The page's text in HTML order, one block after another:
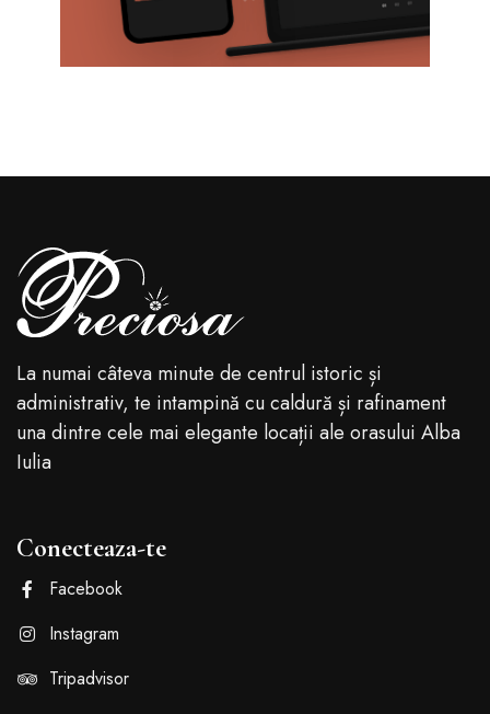
La numai câteva minute de centrul istoric și
administrativ, te intampină cu caldură și rafinament
una dintre cele mai elegante locații ale orasului Alba
Iulia
Conecteaza-te
Facebook
Instagram
Tripadvisor